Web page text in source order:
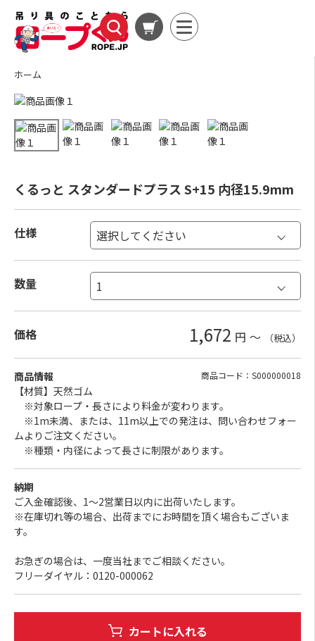
ホーム
くるっと スタンダードプラス S+15 内径15.9mm
仕様
数量
価格 1,672 円 ～ （税込）
商品情報 商品コード：S000000018
【材質】天然ゴム
※対象ロープ・長さにより料金が変わります。
※1m未満、または、11m以上での発注は、問い合わせフォー
ムよりご注文ください。
※種類・内径によって長さに制限があります。
納期
ご入金確認後、1～2営業日以内に出荷いたします。
※在庫切れ等の場合、出荷までにお時間を頂く場合もございま
す。
お急ぎの場合は、一度当社までご相談ください。
フリーダイヤル：0120-000062
カートに入れる